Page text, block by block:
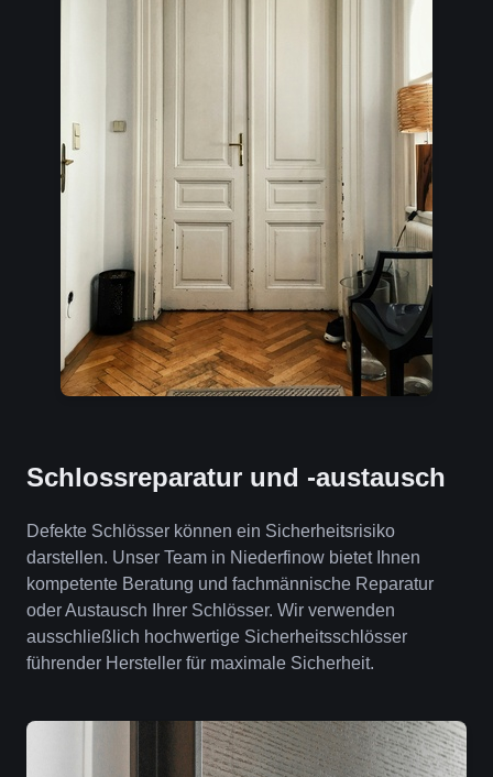
Schlossreparatur und -austausch
Defekte Schlösser können ein Sicherheitsrisiko
darstellen. Unser Team in Niederfinow bietet Ihnen
kompetente Beratung und fachmännische Reparatur
oder Austausch Ihrer Schlösser. Wir verwenden
ausschließlich hochwertige Sicherheitsschlösser
führender Hersteller für maximale Sicherheit.